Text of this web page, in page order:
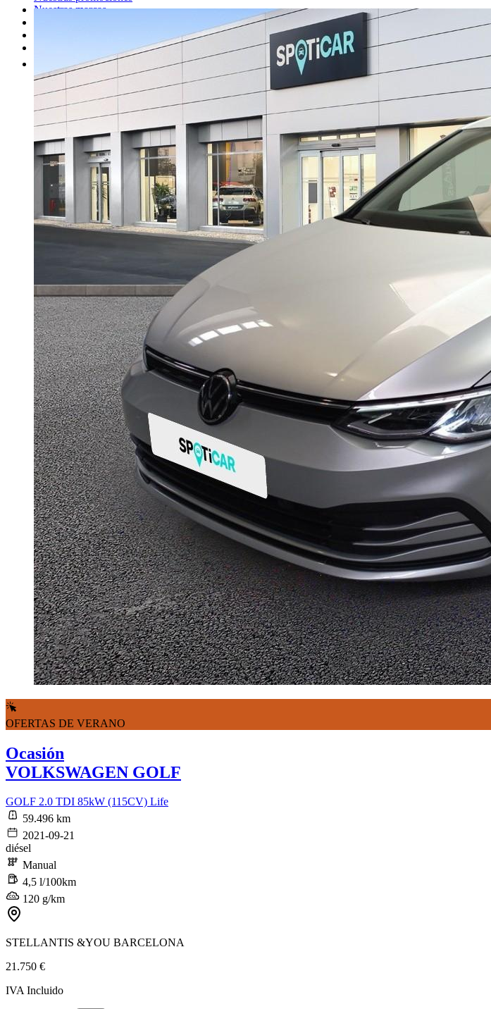
Nuestras marcas
OFERTAS DE VERANO
Ocasión
VOLKSWAGEN GOLF
GOLF 2.0 TDI 85kW (115CV) Life
59.496 km
2021-09-21
diésel
Manual
4,5 l/100km
120 g/km
STELLANTIS &YOU BARCELONA
21.750 €
IVA Incluido